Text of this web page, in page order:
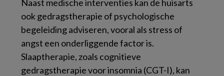
Naast medische interventies kan de huisarts
ook gedragstherapie of psychologische
begeleiding adviseren, vooral als stress of
angst een onderliggende factor is.
Slaaptherapie, zoals cognitieve
gedragstherapie voor insomnia (CGT-I), kan